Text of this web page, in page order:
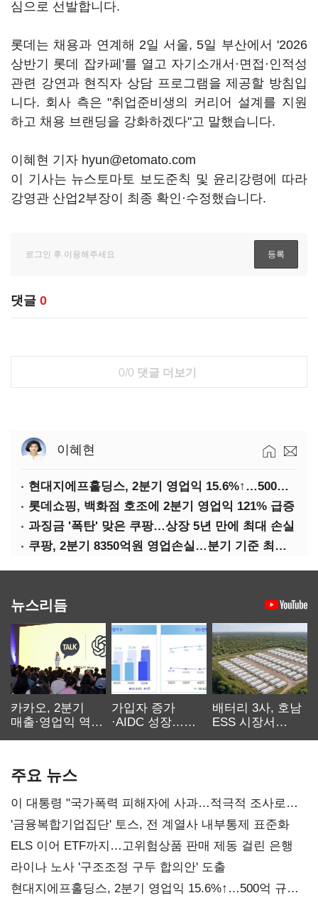
심으로 선발합니다.
롯데는 채용과 연계해 2일 서울, 5일 부산에서 '2026
상반기 롯데 잡카페'를 열고 자기소개서·면접·인적성
관련 강연과 현직자 상담 프로그램을 제공할 방침입
니다. 회사 측은 "취업준비생의 커리어 설계를 지원
하고 채용 브랜딩을 강화하겠다"고 말했습니다.
이혜현 기자 hyun@etomato.com
이 기사는 뉴스토마토 보도준칙 및 윤리강령에 따라
강영관 산업2부장이 최종 확인·수정했습니다.
댓글 0
0/0 댓글 더보기
이혜현
현대지에프홀딩스, 2분기 영업익 15.6%↑…500억 규모 자사주 매입
롯데쇼핑, 백화점 호조에 2분기 영업익 121% 급증
과징금 '폭탄' 맞은 쿠팡…상장 5년 만에 최대 손실
쿠팡, 2분기 8350억원 영업손실…분기 기준 최대 적자
뉴스리듬
카카오, 2분기
매출·영업익 역대
가입자 증가
·AIDC 성장…
배터리 3사, 호남
ESS 시장서
주요 뉴스
이 대통령 "국가폭력 피해자에 사과…적극적 조사로
진실 밝혀야"
'금융복합기업집단' 토스, 전 계열사 내부통제 표준화
ELS 이어 ETF까지…고위험상품 판매 제동 걸린 은행
라이나 노사 '구조조정 구두 합의안' 도출
현대지에프홀딩스, 2분기 영업익 15.6%↑…500억 규모